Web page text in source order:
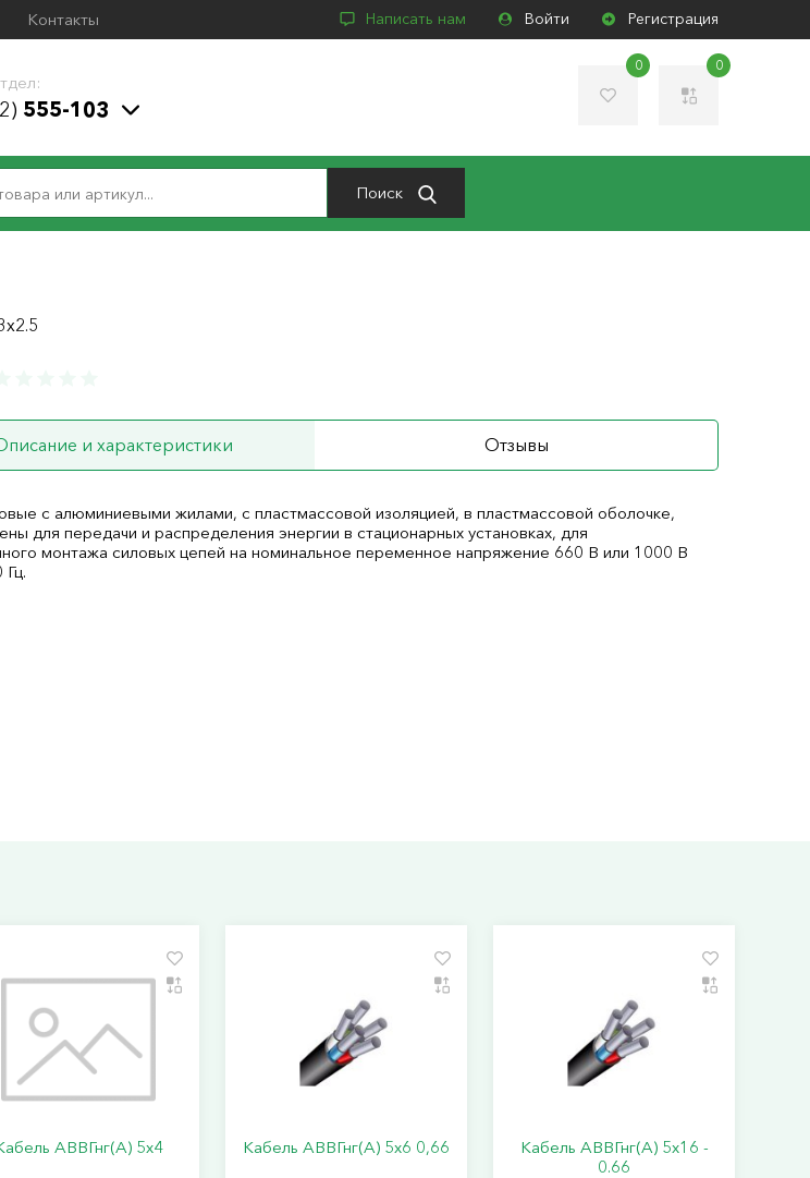
Контакты Написать нам Войти Регистрация
555-103
0 0
Поиск
и характеристики Отзывы
с алюминиевыми жилами, с пластмассовой изоляцией, в пластмассовой оболочке,
для передачи и распределения энергии в стационарных установках, для
монтажа силовых цепей на номинальное переменное напряжение 660 В или 1000 В
Гц.
АВВГнг(А) 5х4 Кабель АВВГнг(А) 5х6 0,66
Кабель АВВГнг(А) 5х16 -
0.66